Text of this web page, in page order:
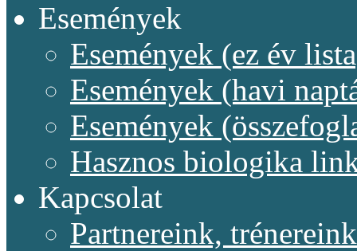
Események
Események (ez év
Események (havi
Események
Hasznos biologika
Kapcsolat
Partnereink, trénereink